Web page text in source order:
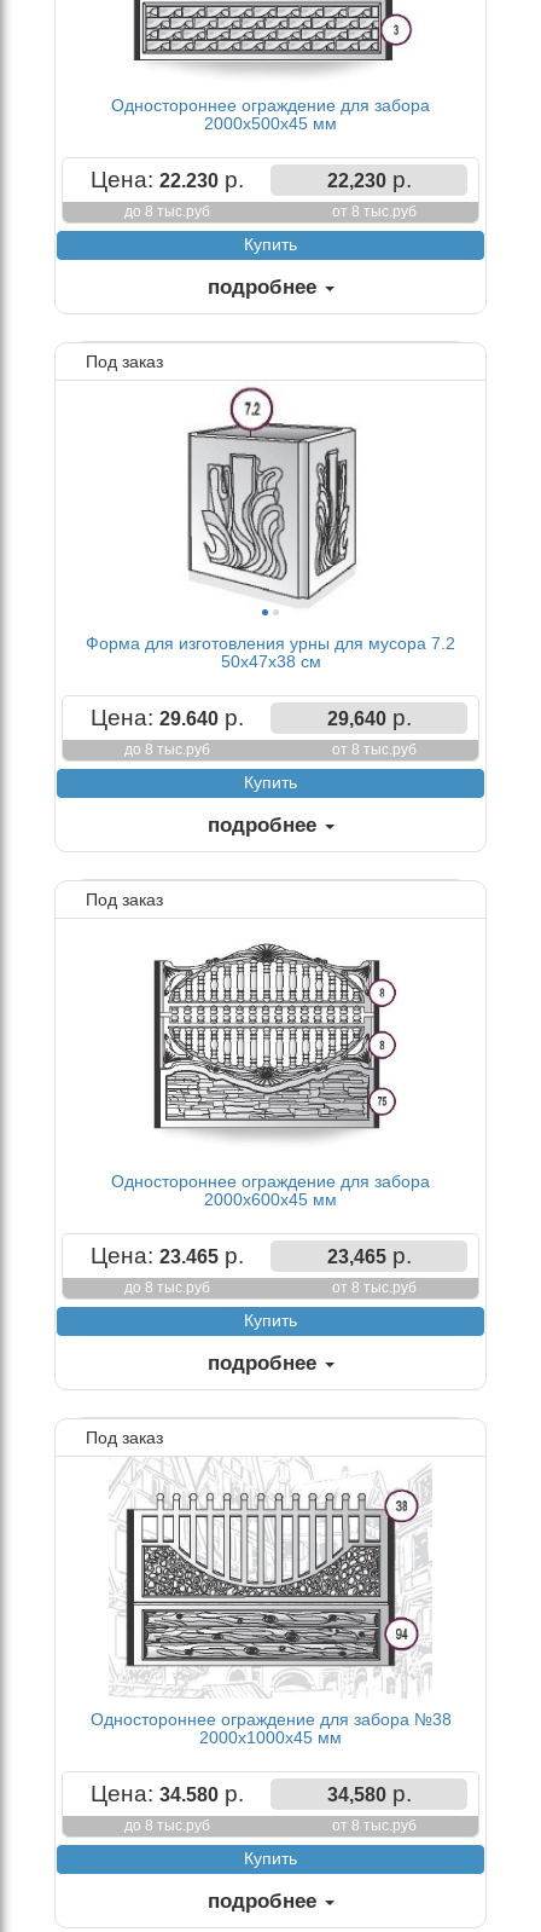
Одностороннее ограждение для забора
2000х500х45 мм
Цена: 22.230р.
до 8 тыс.руб
22,230р.
от 8 тыс.руб
подробнее
Под заказ
Форма для изготовления урны для мусора 7.2
50х47х38 см
Цена: 29.640р.
до 8 тыс.руб
29,640р.
от 8 тыс.руб
подробнее
Под заказ
Одностороннее ограждение для забора
2000х600х45 мм
Цена: 23.465р.
до 8 тыс.руб
23,465р.
от 8 тыс.руб
подробнее
Под заказ
Одностороннее ограждение для забора №38
2000х1000х45 мм
Цена: 34.580р.
до 8 тыс.руб
34,580р.
от 8 тыс.руб
подробнее